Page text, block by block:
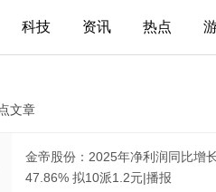
科技 资讯 热点
文章
金帝股份：2025年净利润同比增
47.86% 拟10派1.2元|播报